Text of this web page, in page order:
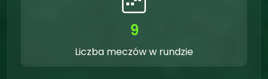
9
Liczba meczów w rundzie